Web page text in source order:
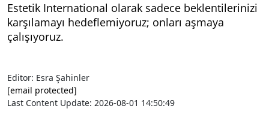
Estetik International olarak sadece beklentilerinizi
karşılamayı hedeflemiyoruz; onları aşmaya
çalışıyoruz.
Editor: Esra Şahinler
[email protected]
Last Content Update: 2026-08-01 14:50:49